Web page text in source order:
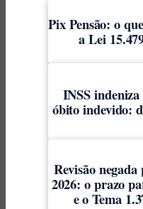
Pix Pensão: o
a Lei
INSS
óbito indevido:
Revisão
2026: o prazo
e o Tema